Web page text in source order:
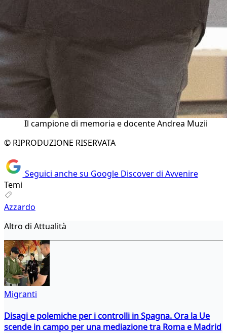
Il campione di memoria e docente Andrea Muzii
© RIPRODUZIONE RISERVATA
Seguici anche su Google Discover di Avvenire
Temi
Azzardo
Altro di Attualità
Migranti
Disagi e polemiche per i controlli in Spagna. Ora la Ue
scende in campo per una mediazione tra Roma e Madrid